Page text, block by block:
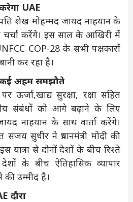
UAE
शेख मोहम्मद जायद नाहयान के
चर्चा करेंगे। इस साल के आखिरी में
COP-28 के सभी पक्षकारों
कर रहा है।
कई अहम समझौते
ऊर्जा,खाद्य सुरक्षा, रक्षा सहित
संबंधों को आगे बढ़ाने के लिए
नाहयान के साथ वार्ता करेंगे।
सुधीर ने प्रधानमंत्री मोदी की
यात्रा से दोनों देशों के बीच रिश्ते
के बीच ऐतिहासिक व्यापार
की उम्मीद है।
दौरा